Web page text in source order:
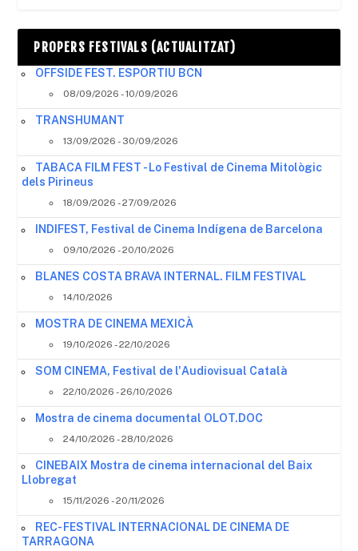
PROPERS FESTIVALS (ACTUALITZAT)
OFFSIDE FEST. ESPORTIU BCN
08/09/2026 - 10/09/2026
TRANSHUMANT
13/09/2026 - 30/09/2026
TABACA FILM FEST - Lo Festival de Cinema Mitològic
dels Pirineus
18/09/2026 - 27/09/2026
INDIFEST, Festival de Cinema Indígena de Barcelona
09/10/2026 - 20/10/2026
BLANES COSTA BRAVA INTERNAL. FILM FESTIVAL
14/10/2026
MOSTRA DE CINEMA MEXICÀ
19/10/2026 - 22/10/2026
SOM CINEMA, Festival de l'Audiovisual Català
22/10/2026 - 26/10/2026
Mostra de cinema documental OLOT.DOC
24/10/2026 - 28/10/2026
CINEBAIX Mostra de cinema internacional del Baix
Llobregat
15/11/2026 - 20/11/2026
REC- FESTIVAL INTERNACIONAL DE CINEMA DE
TARRAGONA